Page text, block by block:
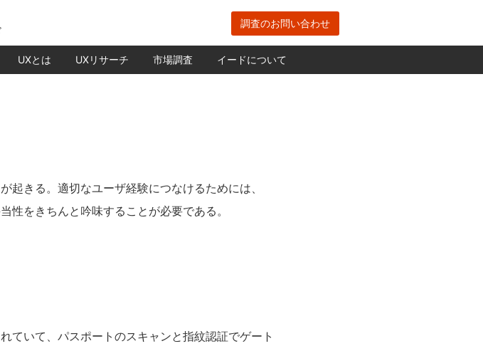
調査のお問い合わせ
UXとは UXリサーチ 市場調査 イードについて
きる。適切なユーザ経験につなけるためには、
性をきちんと吟味することが必要である。
ていて、パスポートのスキャンと指紋認証でゲート